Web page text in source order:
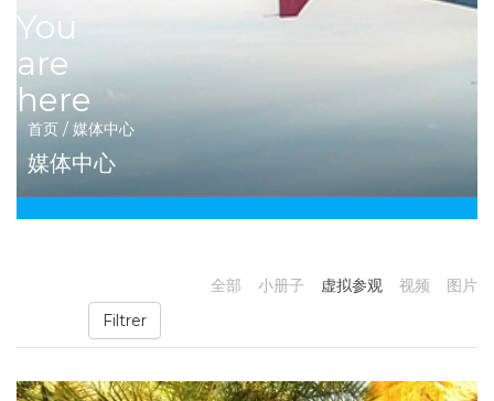
You
are
here
首页 / 媒体中心
媒体中心
全部 小册子 虚拟参观 视频
图片
Filtrer